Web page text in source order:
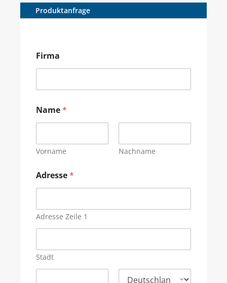
Produktanfrage
Firma
Name*
Vorname Nachname
Adresse*
Adresse Zeile 1
Stadt